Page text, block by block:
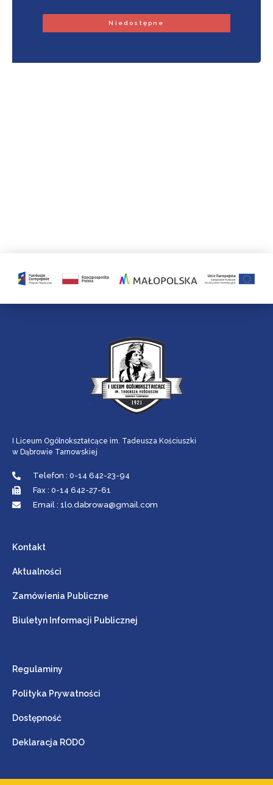
Niedostępne
I Liceum Ogólnokształcące im. Tadeusza Kościuszki
w Dąbrowie Tarnowskiej
Telefon : 0-14 642-23-94
Fax : 0-14 642-27-61
Email : 1lo.dabrowa@gmail.com
Kontakt
Aktualności
Zamówienia Publiczne
Biuletyn Informacji Publicznej
Regulaminy
Polityka Prywatności
Dostępność
Deklaracja RODO